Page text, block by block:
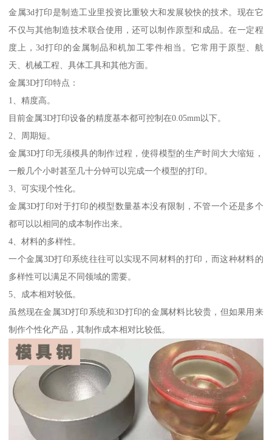
金属3d打印是制造工业里投资比重较大和发展较快的技术。现在它
不仅与其他制造技术联合使用，还可以制作原型和成品。在一定程
度上，3d打印的金属制品和机加工零件相当。它常用于原型、航
天、机械工程、具体工具和其他方面。
金属3D打印特点：
1、精度高。
目前金属3D打印设备的精度基本都可控制在0.05mm以下。
2、周期短。
金属3D打印无须模具的制作过程，使得模型的生产时间大大缩短，
一般几个小时甚至几十分钟可以完成一个模型的打印。
3、可实现个性化。
金属3D打印对于打印的模型数量基本没有限制，不管一个还是多个
都可以以相同的成本制作出来。
4、材料的多样性。
一个金属3D打印系统往往可以实现不同材料的打印，而这种材料的
多样性可以满足不同领域的需要。
5、成本相对较低。
虽然现在金属3D打印系统和3D打印的金属材料比较贵，但如果用来
制作个性化产品，其制作成本相对比较低。